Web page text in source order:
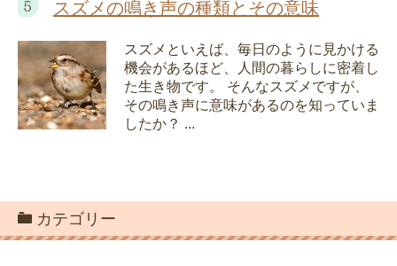
スズメの鳴き声の種類とその意味
スズメといえば、毎日のように見かける
機会があるほど、人間の暮らしに密着し
た生き物です。 そんなスズメですが、
その鳴き声に意味があるのを知っていま
したか？ ...
カテゴリー